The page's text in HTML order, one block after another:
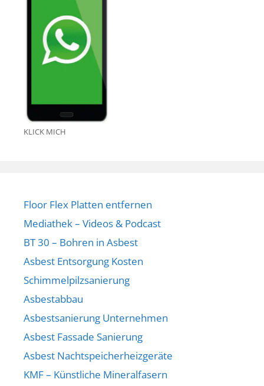
KLICK MICH
Floor Flex Platten entfernen
Mediathek – Videos & Podcast
BT 30 – Bohren in Asbest
Asbest Entsorgung Kosten
Schimmelpilzsanierung
Asbestabbau
Asbestsanierung Unternehmen
Asbest Fassade Sanierung
Asbest Nachtspeicherheizgeräte
KMF – Künstliche Mineralfasern